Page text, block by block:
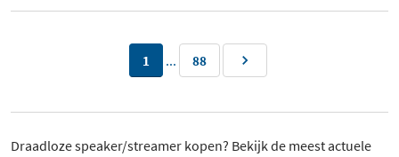
1 ... 88
Draadloze speaker/streamer kopen? Bekijk de meest actuele